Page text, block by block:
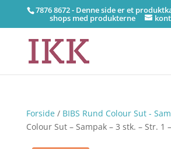
7876 8672 - Denne side er et
shops med produkterne
Forside/ BIBS Rund Colour Sut -
Colour Sut – Sampak – 3 stk. – Str. 1